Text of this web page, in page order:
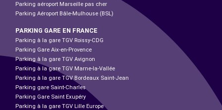
Parking aéroport Marseille pas cher
Parking Aéroport Bâle-Mulhouse (BSL)
PARKING GARE EN FRANCE
Parking à la gare TGV Roissy-CDG
Parking Gare Aix-en-Provence
Parking à la gare TGV Avignon
Parking à la gare TGV Marne-la-Vallée
Parking à la gare TGV Bordeaux Saint-Jean
Parking gare Saint-Charles
Parking Gare Saint Exupéry
Parking à la gare TGV Lille Europe